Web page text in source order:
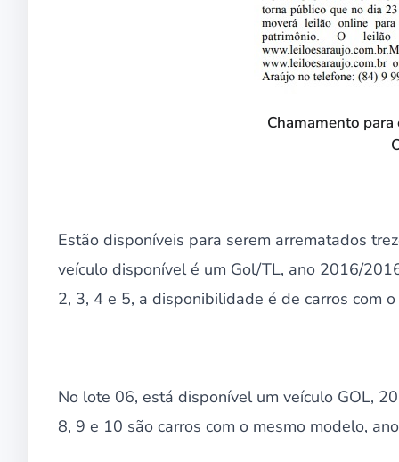
Chamamento
Estão disponíveis para serem arrematados
veículo disponível é um Gol/TL, ano 2016/
2, 3, 4 e 5, a disponibilidade é de carros com
No lote 06, está disponível um veículo GOL,
8, 9 e 10 são carros com o mesmo modelo,